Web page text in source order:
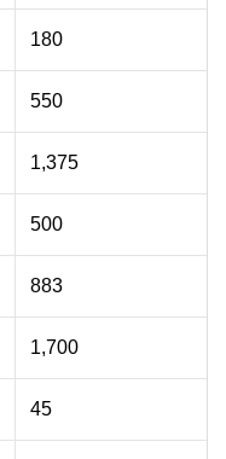
180
550
1,375
500
883
1,700
45